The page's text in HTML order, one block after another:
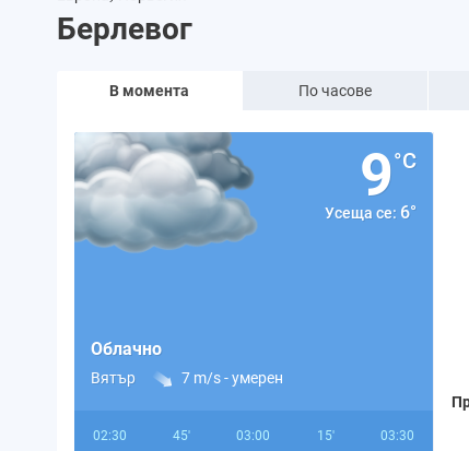
Берлевог
В момента По часове
9°C
Усеща се: 6°
Облачно
Вятър 7 m/s -умерен
02:30 45' 03:00 15' 03:30